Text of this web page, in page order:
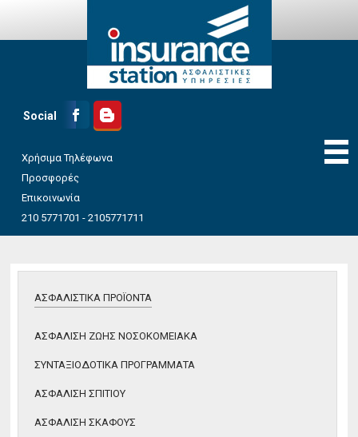
Social
Χρήσιμα Τηλέφωνα
Προσφορές
Επικοινωνία
210 5771701 - 2105771711
ΑΣΦΑΛΙΣΤΙΚΑ ΠΡΟΪΟΝΤΑ
ΑΣΦΑΛΙΣΤΙΚΑ ΠΡΟΪΟΝΤΑ
ΑΣΦΑΛΙΣΗ ΖΩΗΣ ΝΟΣΟΚΟΜΕΙΑΚΑ
ΣΥΝΤΑΞΙΟΔΟΤΙΚΑ ΠΡΟΓΡΑΜΜΑΤΑ
ΑΣΦΑΛΙΣΗ ΣΠΙΤΙΟΥ
ΑΣΦΑΛΙΣΗ ΣΚΑΦΟΥΣ